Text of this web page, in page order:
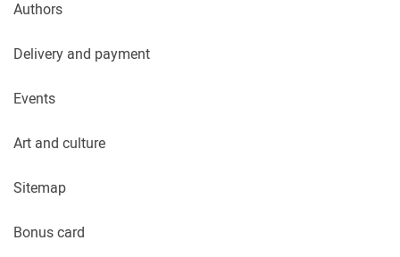
Authors
Delivery and payment
Events
Art and culture
Sitemap
Bonus card